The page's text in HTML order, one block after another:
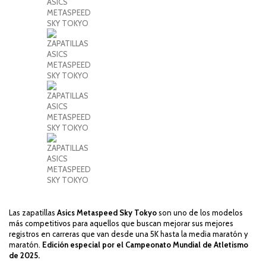
Las zapatillas Asics Metaspeed Sky Tokyoson uno de los modelos
más competitivos para aquellos que buscan mejorar sus mejores
registros en carreras que van desde una 5K hasta la media maratón y
maratón. Edición especial por el Campeonato Mundial de Atletismo
de 2025.